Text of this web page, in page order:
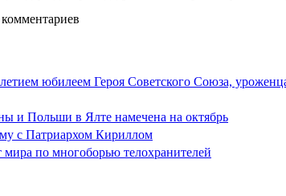
юбилеем Героя Советского Союза,
и Польши в Ялте намечена на октябрь
с Патриархом Кириллом
по многоборью телохранителей